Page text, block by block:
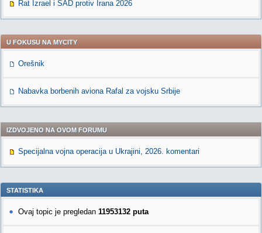
Rat Izrael i SAD protiv Irana 2026
U FOKUSU NA MYCITY
Orešnik
Nabavka borbenih aviona Rafal za vojsku Srbije
IZDVOJENO NA OVOM FORUMU
Specijalna vojna operacija u Ukrajini, 2026. komentari
STATISTIKA
Ovaj topic je pregledan 11953132 puta